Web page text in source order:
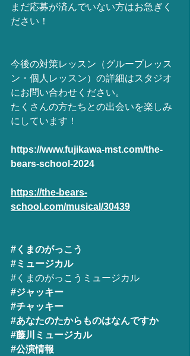
まだ応募が済んでいない方はお急ぎく
ださい！
今後の対策レッスン（グループレッス
ン・個人レッスン）の詳細はスタジオ
にお問い合わせください。
たくさんの方たちとの出会いを楽しみ
にしています！
https://www.fujikawa-mst.com/the-
bears-school-2024
https://the-bears-
school.com/musical/30439
#くまのがっこう
#ミュージカル
#くまのがっこうミュージカル
#ジャッキー
#チャッキー
#あなたのたからものはなんですか
#藤川ミュージカル
#公演情報